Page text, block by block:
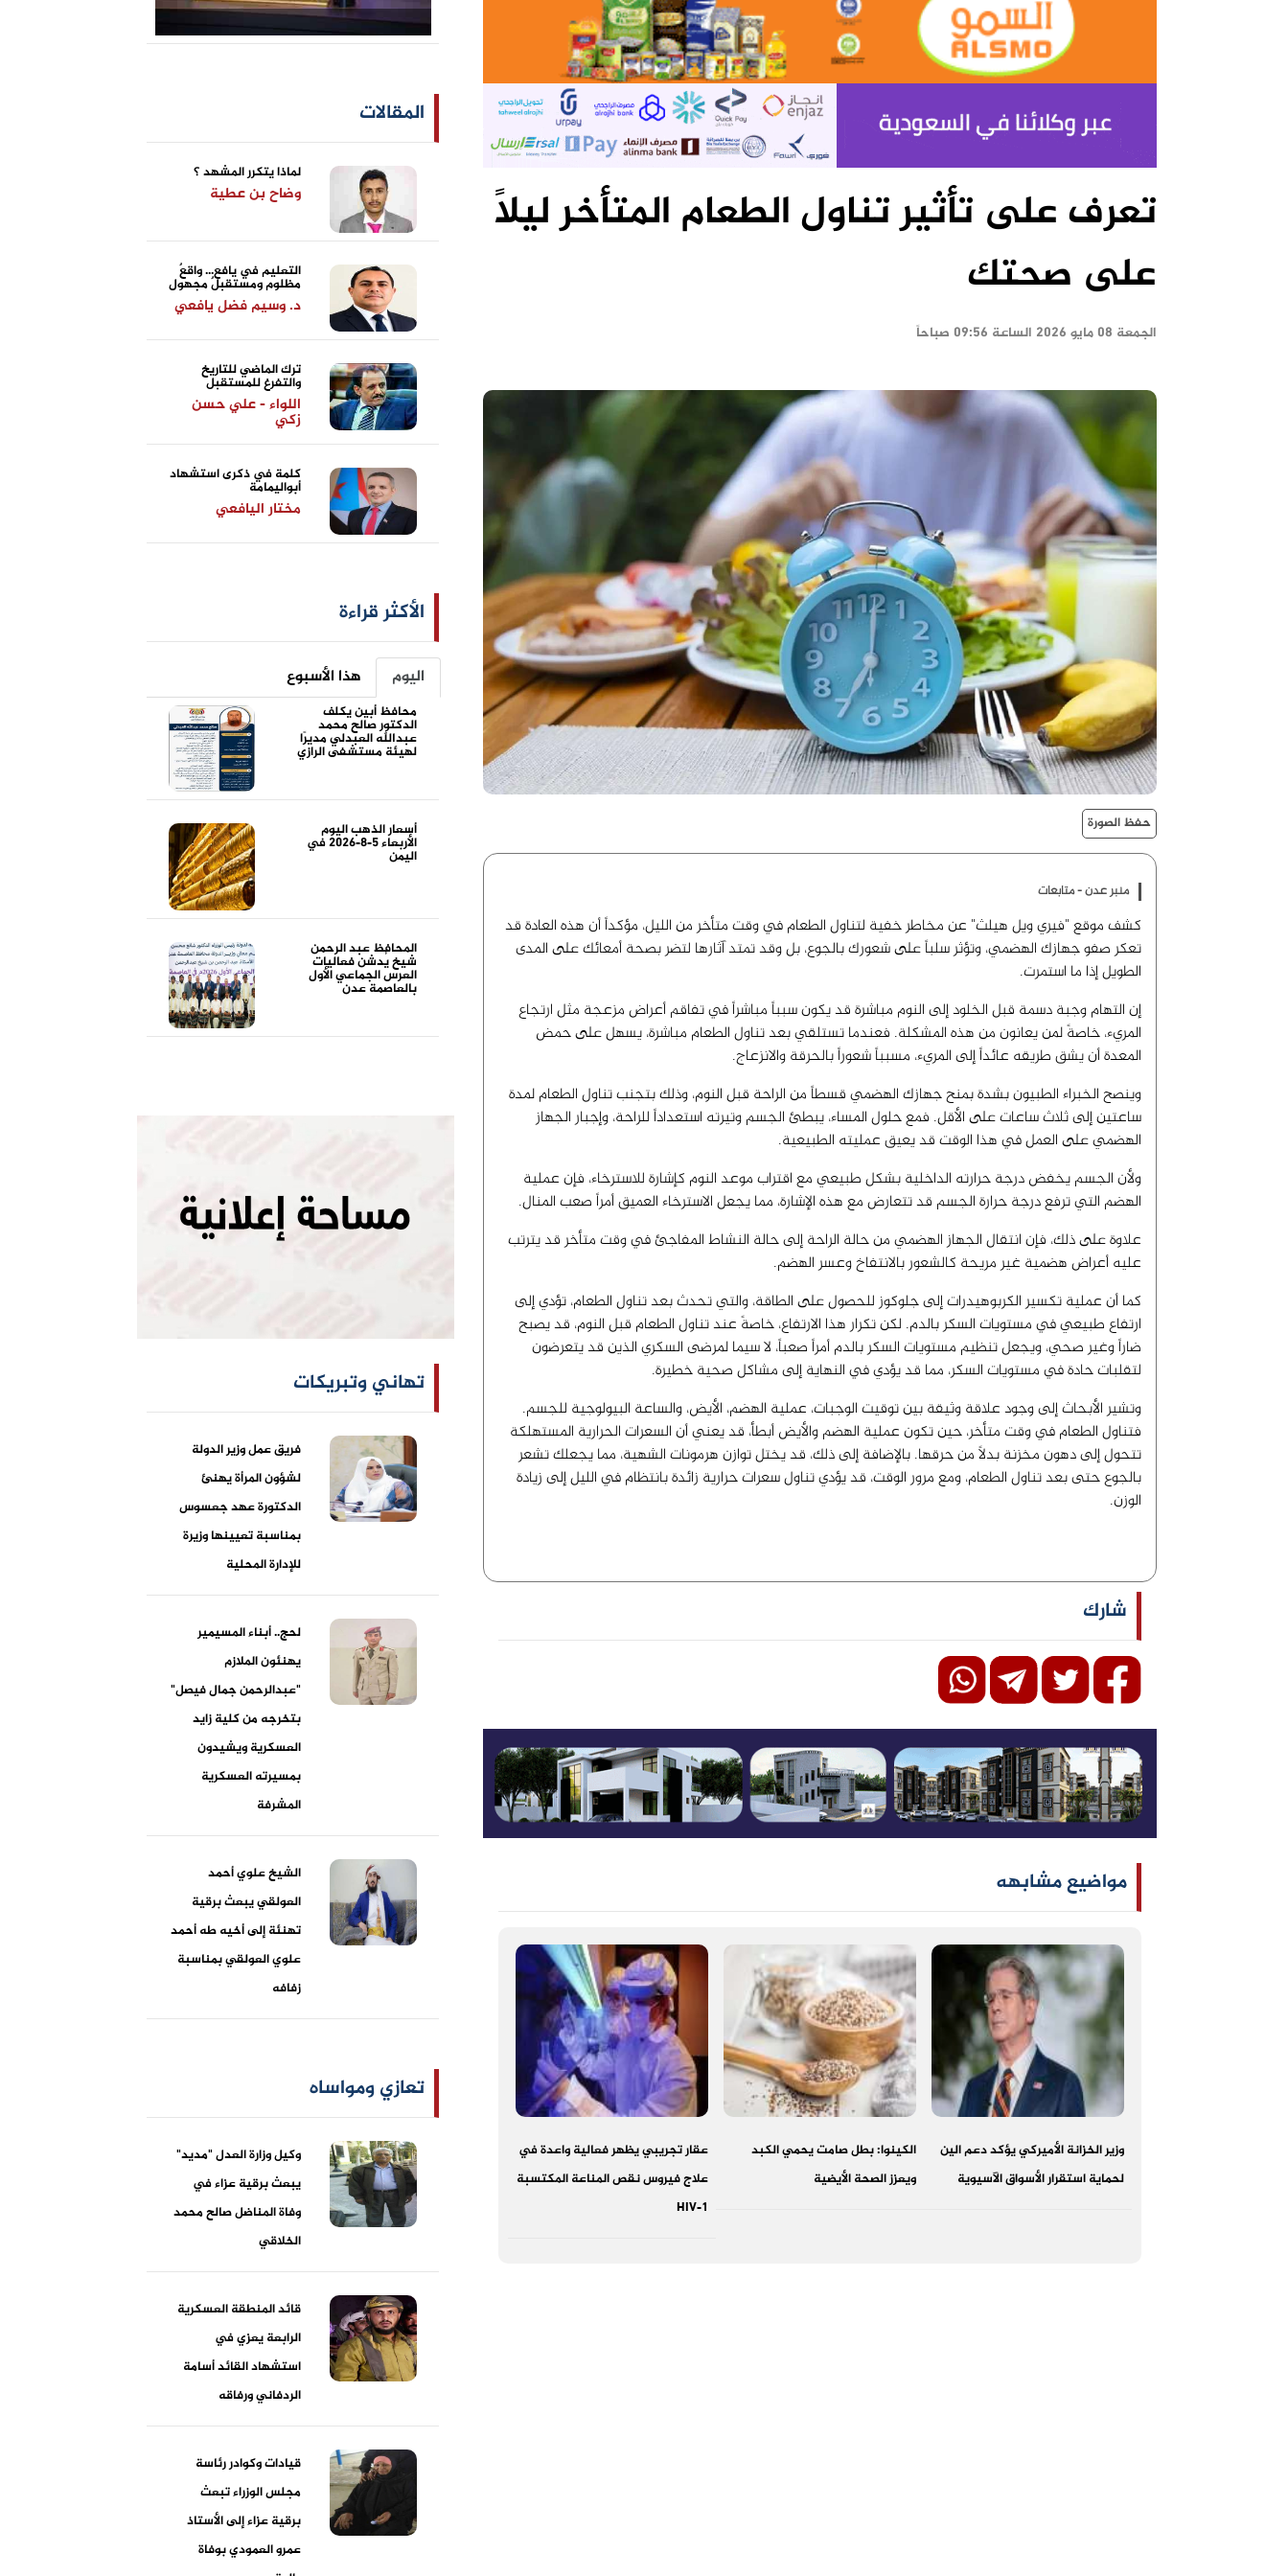
تعرف على تأثير تناول الطعام المتأخر ليلاً
على صحتك
الجمعة ٠٨ مايو ٢٠٢٦ الساعة ٠٩:٥٦ صباحاً
حفظ الصورة
منبر عدن - متابعات
كشف موقع "فيري ويل هيلث" عن مخاطر خفية لتناول الطعام في وقت متأخر من الليل، مؤكداً أن هذه العادة قد
تعكر صفو جهازك الهضمي، وتؤثر سلباً على شعورك بالجوع، بل وقد تمتد آثارها لتضر بصحة أمعائك على المدى
الطويل إذا ما استمرت.
إن التهام وجبة دسمة قبل الخلود إلى النوم مباشرة قد يكون سبباً مباشراً في تفاقم أعراض مزعجة مثل ارتجاع
المريء، خاصةً لمن يعانون من هذه المشكلة. فعندما تستلقي بعد تناول الطعام مباشرة، يسهل على حمض
المعدة أن يشق طريقه عائداً إلى المريء، مسبباً شعوراً بالحرقة والانزعاج.
وينصح الخبراء الطبيون بشدة بمنح جهازك الهضمي قسطاً من الراحة قبل النوم، وذلك بتجنب تناول الطعام لمدة
ساعتين إلى ثلاث ساعات على الأقل. فمع حلول المساء، يبطئ الجسم وتيرته استعداداً للراحة، وإجبار الجهاز
الهضمي على العمل في هذا الوقت قد يعيق عمليته الطبيعية.
ولأن الجسم يخفض درجة حرارته الداخلية بشكل طبيعي مع اقتراب موعد النوم كإشارة للاسترخاء، فإن عملية
الهضم التي ترفع درجة حرارة الجسم قد تتعارض مع هذه الإشارة، مما يجعل الاسترخاء العميق أمراً صعب المنال.
علاوة على ذلك، فإن انتقال الجهاز الهضمي من حالة الراحة إلى حالة النشاط المفاجئ في وقت متأخر قد يترتب
عليه أعراض هضمية غير مريحة كالشعور بالانتفاخ وعسر الهضم.
كما أن عملية تكسير الكربوهيدرات إلى جلوكوز للحصول على الطاقة، والتي تحدث بعد تناول الطعام، تؤدي إلى
ارتفاع طبيعي في مستويات السكر بالدم. لكن تكرار هذا الارتفاع، خاصةً عند تناول الطعام قبل النوم، قد يصبح
ضاراً وغير صحي، ويجعل تنظيم مستويات السكر بالدم أمراً صعباً، لا سيما لمرضى السكري الذين قد يتعرضون
لتقلبات حادة في مستويات السكر، مما قد يؤدي في النهاية إلى مشاكل صحية خطيرة.
وتشير الأبحاث إلى وجود علاقة وثيقة بين توقيت الوجبات، عملية الهضم، الأيض، والساعة البيولوجية للجسم.
فتناول الطعام في وقت متأخر، حين تكون عملية الهضم والأيض أبطأ، قد يعني أن السعرات الحرارية المستهلكة
تتحول إلى دهون مخزنة بدلاً من حرقها. بالإضافة إلى ذلك، قد يختل توازن هرمونات الشهية، مما يجعلك تشعر
بالجوع حتى بعد تناول الطعام، ومع مرور الوقت، قد يؤدي تناول سعرات حرارية زائدة بانتظام في الليل إلى زيادة
الوزن.
شارك
مواضيع مشابهه
وزير الخزانة الأميركي يؤكد دعم الين
لحماية استقرار الأسواق الآسيوية
الكينوا: بطل صامت يحمي الكبد
ويعزز الصحة الأيضية
عقار تجريبي يظهر فعالية واعدة في
علاج فيروس نقص المناعة المكتسبة
HIV-1
المقالات
لماذا يتكرر المشهد ؟
وضاح بن عطية
التعليم في يافع... واقعٌ
مظلوم ومستقبلٌ مجهول
د. وسيم فضل يافعي
ترك الماضي للتاريخ
والتفرغ للمستقبل
اللواء - علي حسن
زكي
كلمة في ذكرى استشهاد
أبواليمامة
مختار اليافعي
الأكثر قراءة
اليوم هذا الأسبوع
محافظ أبين يكلف
الدكتور صالح محمد
عبدالله العبدلي مديرًا
لهيئة مستشفى الرازي
أسعار الذهب اليوم
الأربعاء 5-8-2026 في
اليمن
المحافظ عبد الرحمن
شيخ يُدشن فعاليات
العرس الجماعي الأول
بالعاصمة عدن
تهاني وتبريكات
فريق عمل وزير الدولة
لشؤون المرأة يهنئ
الدكتورة عهد جعسوس
بمناسبة تعيينها وزيرة
للإدارة المحلية
لحج.. أبناء المسيمير
يهنئون الملازم
"عبدالرحمن جمال فيصل"
بتخرجه من كلية زايد
العسكرية ويشيدون
بمسيرته العسكرية
المشرفة
الشيخ علوي أحمد
العولقي يبعث برقية
تهنئة إلى أخيه طه أحمد
علوي العولقي بمناسبة
زفافه
تعازي ومواساه
وكيل وزارة العدل "مديد"
يبعث برقية عزاء في
وفاة المناضل صالح محمد
الخلاقي
قائد المنطقة العسكرية
الرابعة يعزي في
استشهاد القائد أسامة
الردفاني ورفاقه
قيادات وكوادر رئاسة
مجلس الوزراء تبعث
برقية عزاء إلى الأستاذ
عمرو العمودي بوفاة